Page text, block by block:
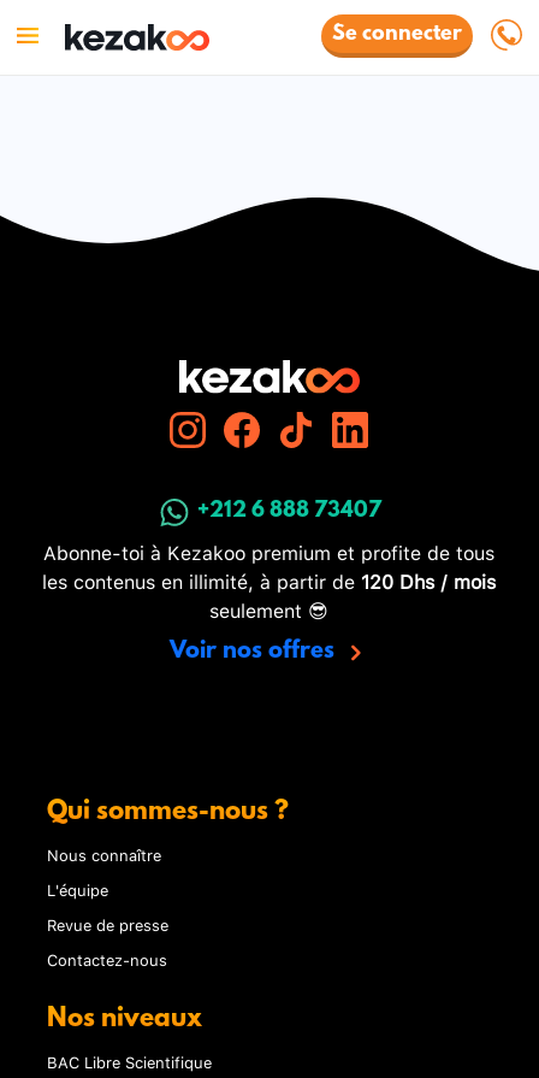
Se connecter
+212 6 888 73407
Abonne-toi à Kezakoo premium et profite de tous
les contenus en illimité, à partir de 120 Dhs / mois
seulement 😎
Voir nos offres
Qui sommes-nous ?
Nous connaître
L'équipe
Revue de presse
Contactez-nous
Nos niveaux
BAC Libre Scientifique